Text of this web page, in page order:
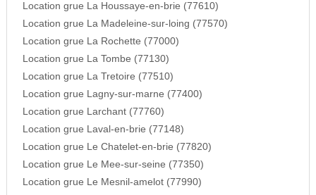
Location grue La Houssaye-en-brie (77610)
Location grue La Madeleine-sur-loing (77570)
Location grue La Rochette (77000)
Location grue La Tombe (77130)
Location grue La Tretoire (77510)
Location grue Lagny-sur-marne (77400)
Location grue Larchant (77760)
Location grue Laval-en-brie (77148)
Location grue Le Chatelet-en-brie (77820)
Location grue Le Mee-sur-seine (77350)
Location grue Le Mesnil-amelot (77990)